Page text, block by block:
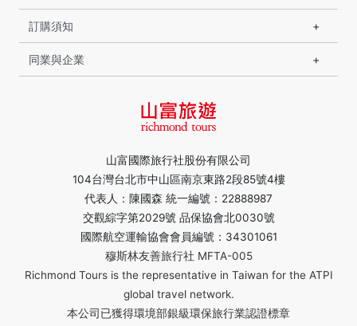
山富國際旅行社股份有限公司
104台灣台北市中山區南京東路2段85號4樓
代表人：陳國森 統一編號：22888987
交觀綜字第2029號 品保協會北0030號
國際航空運輸協會會員編號：34301061
穆斯林友善旅行社 MFTA-005
Richmond Tours is the representative in Taiwan for the ATPI
global travel network.
本公司已獲得環境部銀級環保旅行業認證標章
訂購須知
同業與企業